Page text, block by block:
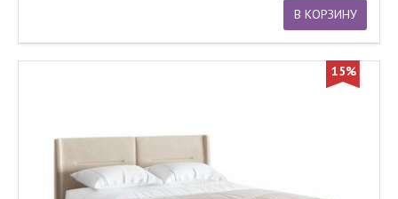
В КОРЗИНУ
15%